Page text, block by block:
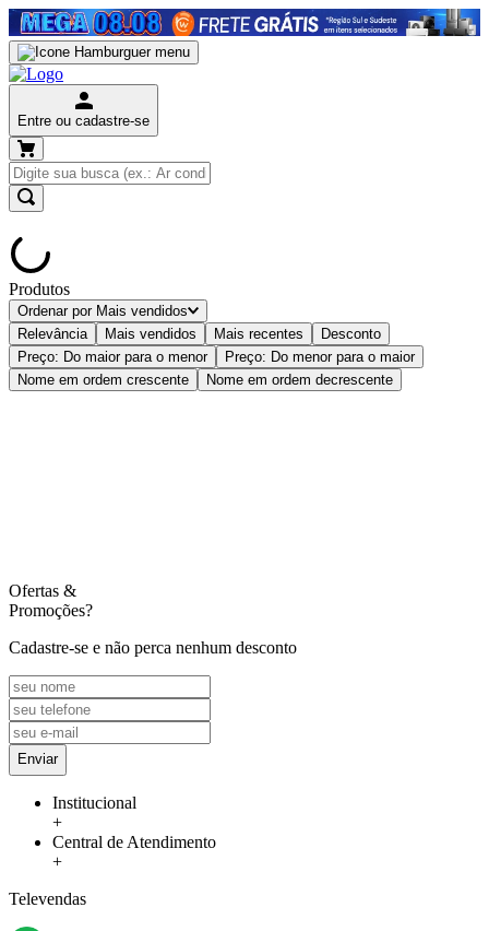
Entre ou cadastre-se
Produtos
Ordenar por Mais vendidos
Relevância
Mais vendidos Mais recentes
Desconto
Preço: Do maior para o menor
Preço: Do menor para o maior
Nome em ordem crescente
Nome em ordem decrescente
Ofertas &
Promoções?
Cadastre-se e não perca nenhum desconto
Enviar
Institucional
+
Central de Atendimento
+
Televendas